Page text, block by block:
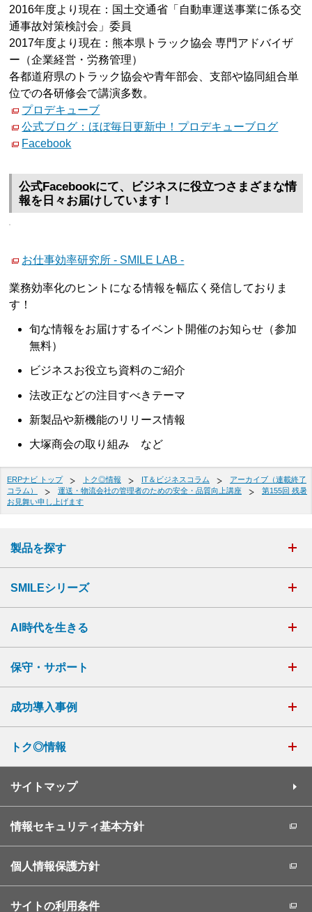
2016年度より現在：国土交通省「自動車運送事業に係る交
通事故対策検討会」委員
2017年度より現在：熊本県トラック協会 専門アドバイザ
ー（企業経営・労務管理）
各都道府県のトラック協会や青年部会、支部や協同組合単
位での各研修会で講演多数。
プロデキューブ
公式ブログ：ほぼ毎日更新中！プロデキューブログ
Facebook
公式Facebookにて、ビジネスに役立つさまざまな情
報を日々お届けしています！
お仕事効率研究所 - SMILE LAB -
業務効率化のヒントになる情報を幅広く発信しておりま
す！
旬な情報をお届けするイベント開催のお知らせ（参加
無料）
ビジネスお役立ち資料のご紹介
法改正などの注目すべきテーマ
新製品や新機能のリリース情報
大塚商会の取り組み など
ERPナビ トップ トク◎情報 IT＆ビジネスコラム
アーカイブ（連載終了
コラム）
運送・物流会社の管理者のための安全・品質向上講座
第155回 残暑
お見舞い申し上げます
製品を探す
SMILEシリーズ
AI時代を生きる
保守・サポート
成功導入事例
トク◎情報
サイトマップ
情報セキュリティ基本方針
個人情報保護方針
サイトの利用条件